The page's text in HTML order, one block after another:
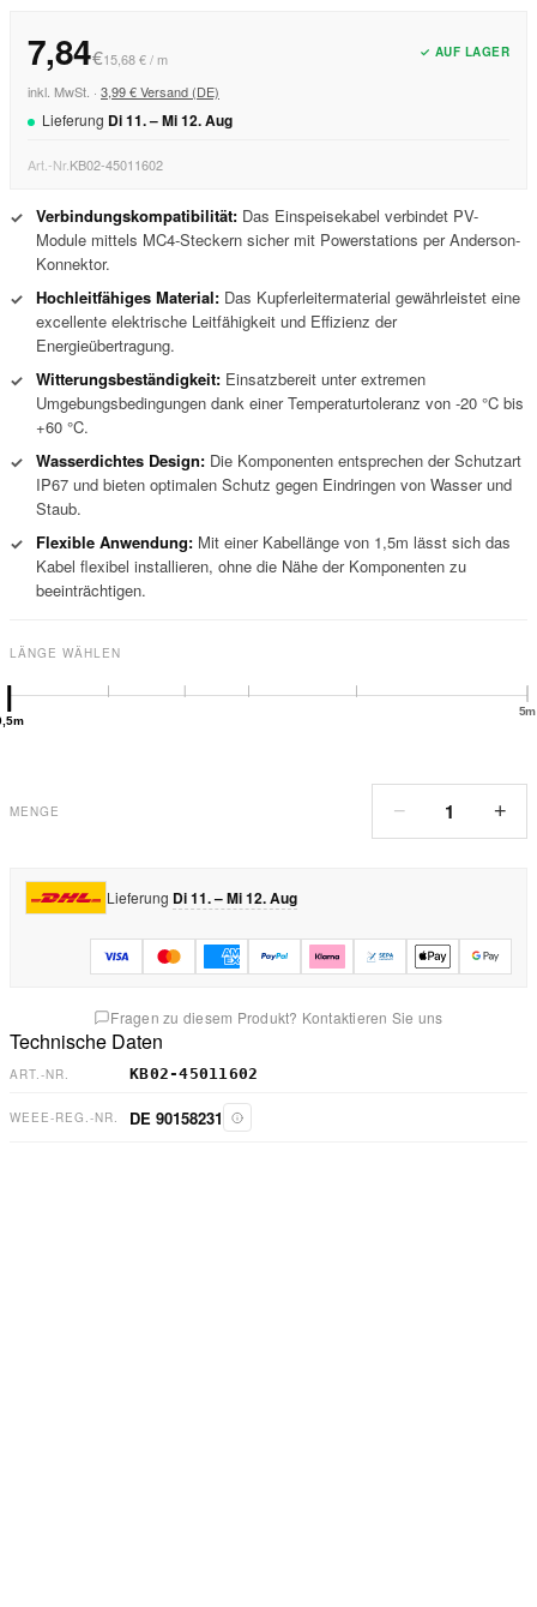
7,84€15,68 € / m ✓ AUF LAGER
inkl. MwSt. · 3,99 € Versand (DE)
Lieferung Di11. –Mi12.Aug
Art.-Nr.KB02-45011602
✓ Verbindungskompatibilität: Das Einspeisekabel verbindet PV-
Module mittels MC4-Steckern sicher mit Powerstations per Anderson-
Konnektor.
✓ Hochleitfähiges Material: Das Kupferleitermaterial gewährleistet eine
excellente elektrische Leitfähigkeit und Effizienz der
Energieübertragung.
✓ Witterungsbeständigkeit: Einsatzbereit unter extremen
Umgebungsbedingungen dank einer Temperaturtoleranz von -20 °C bis
+60 °C.
✓ Wasserdichtes Design: Die Komponenten entsprechen der Schutzart
IP67 und bieten optimalen Schutz gegen Eindringen von Wasser und
Staub.
✓
Flexible Anwendung: Mit einer Kabellänge von 1,5m lässt sich das
Kabel flexibel installieren, ohne die Nähe der Komponenten zu
beeinträchtigen.
LÄNGE WÄHLEN
5m
MENGE − 1 +
Lieferung Di 11. – Mi 12. Aug
Fragen zu diesem Produkt? Kontaktieren Sie uns
Technische Daten
ART.-NR. KB02-45011602
WEEE-REG.-NR. DE 90158231